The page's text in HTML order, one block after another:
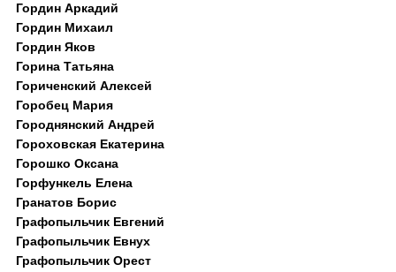
Гордин Аркадий
Гордин Михаил
Гордин Яков
Горина Татьяна
Гориченский Алексей
Горобец Мария
Городнянский Андрей
Гороховская Екатерина
Горошко Оксана
Горфункель Елена
Гранатов Борис
Графопыльчик Евгений
Графопыльчик Евнух
Графопыльчик Орест